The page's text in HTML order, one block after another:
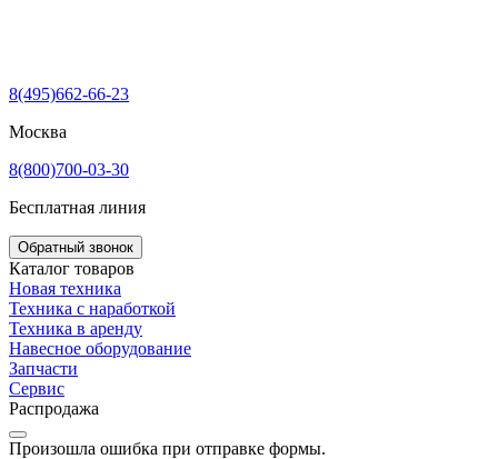
8(495)662-66-23
Москва
8(800)700-03-30
Бесплатная линия
Обратный звонок
Каталог товаров
Новая техника
Техника с наработкой
Техника в аренду
Навесное оборудование
Запчасти
Сервис
Распродажа
Произошла ошибка при отправке формы.